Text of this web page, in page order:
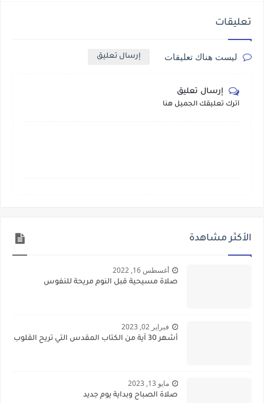
تعليقات
ليست هناك تعليقات إرسال تعليق
إرسال تعليق
أترك تعليقك الجميل هنا
الأكثر مشاهدة
أغسطس 16, 2022
صلاة مسيحية قبل النوم مريحة للنفوس
فبراير 02, 2023
أشهر 30 آية من الكتاب المقدس التي تريح القلوب
مايو 13, 2023
صلاة الصباح وبداية يوم جديد